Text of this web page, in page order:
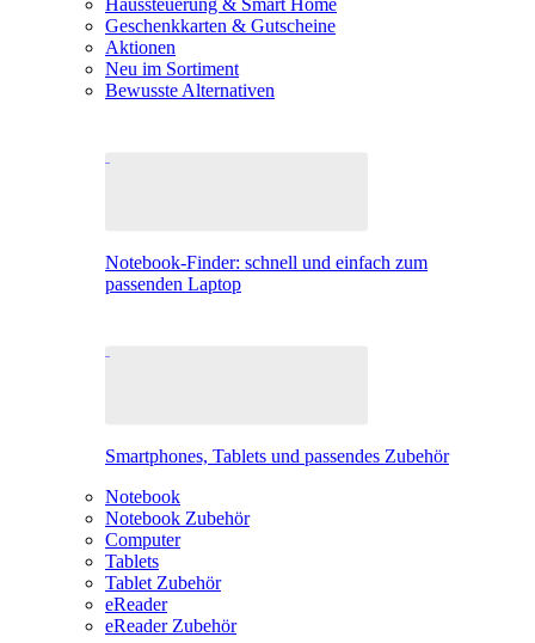
Haussteuerung & Smart Home
Geschenkkarten & Gutscheine
Aktionen
Neu im Sortiment
Bewusste Alternativen
Notebook-Finder: schnell und einfach zum
passenden Laptop
Smartphones, Tablets und passendes Zubehör
Notebook
Notebook Zubehör
Computer
Tablets
Tablet Zubehör
eReader
eReader Zubehör